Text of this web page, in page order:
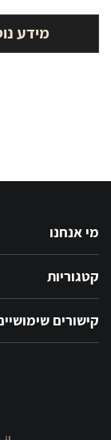
מידע
מי אנחנו
קטגוריות
קישורים